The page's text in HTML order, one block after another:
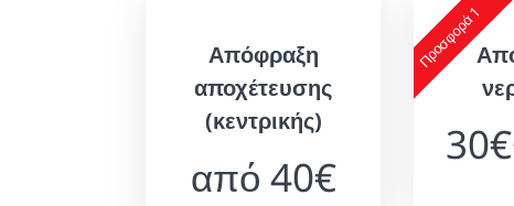
Απόφραξη
αποχέτευσης
(κεντρικής)
από 40€
Προσφορά 1